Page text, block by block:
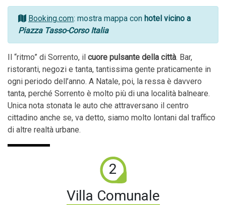
Booking.com: mostra mappa con hotel vicino a
Piazza Tasso-­Corso Italia
Il “ritmo” di Sorrento, il cuore pulsante della città. Bar,
ristoranti, negozi e tanta, tantissima gente praticamente in
ogni periodo dell’anno. A Natale, poi, la ressa è davvero
tanta, perché Sorrento è molto più di una località balneare.
Unica nota stonata le auto che attraversano il centro
cittadino anche se, va detto, siamo molto lontani dal traffico
di altre realtà urbane.
2
Villa Comunale